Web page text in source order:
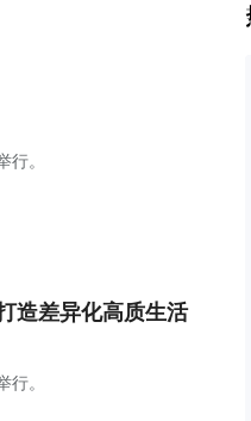
。
造差异化高质生活
。